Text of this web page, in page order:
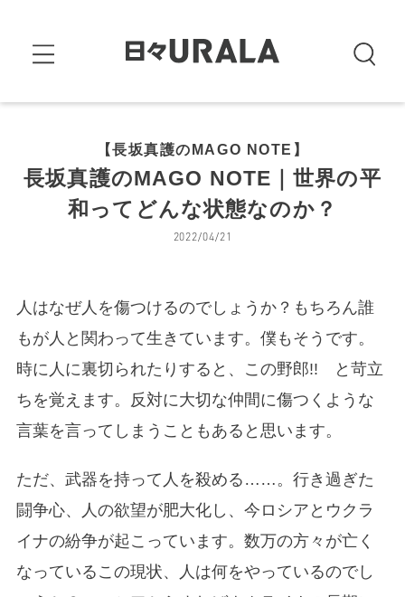
【長坂真護のMAGO NOTE】
長坂真護のMAGO NOTE｜世界の平
和ってどんな状態なのか？
2022/04/21
人はなぜ人を傷つけるのでしょうか？もちろん誰
もが人と関わって生きています。僕もそうです。
時に人に裏切られたりすると、この野郎!! と苛立
ちを覚えます。反対に大切な仲間に傷つくような
言葉を言ってしまうこともあると思います。
ただ、武器を持って人を殺める……。行き過ぎた
闘争心、人の欲望が肥大化し、今ロシアとウクラ
イナの紛争が起こっています。数万の方々が亡く
なっているこの現状、人は何をやっているのでし